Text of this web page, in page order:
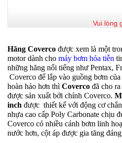
Vui lòng
Hãng Coverco được xem là một
motor dành cho máy bơm hỏa tiễn
những hãng nổi tiếng như Pentax,
Coverco để lắp vào guồng bơm
hoàn hảo hơn thì Coverco đã cho
được sản xuất bởi chính Coverco.
inch được thiết kế với động cơ
nhựa cao cấp Poly Carbonate chịu
Coverco có nhiều cánh bơm linh
nước hơn, cột áp được gia tăng